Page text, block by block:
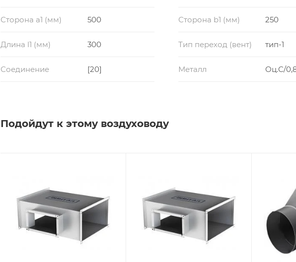
Сторона a1 (мм) 500 Сторона b1 (мм) 250
Длина l1 (мм) 300 Тип переход (вент) тип-1
Соединение [20] Металл Оц.С/
Подойдут к этому воздуховоду